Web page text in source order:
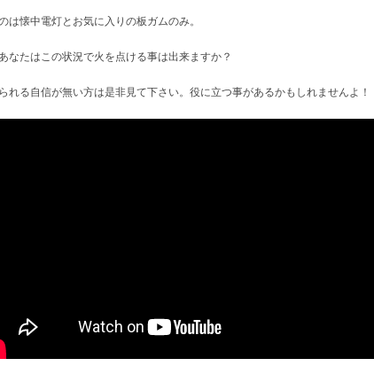
は懐中電灯とお気に入りの板ガムのみ。
なたはこの状況で火を点ける事は出来ますか？
れる自信が無い方は是非見て下さい。役に立つ事があるかもしれませんよ！